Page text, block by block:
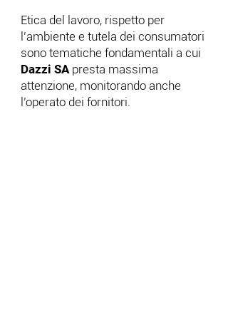
Etica del lavoro, rispetto per
l’ambiente e tutela dei consumatori
sono tematiche fondamentali a cui
Dazzi SApresta massima
attenzione, monitorando anche
l’operato dei fornitori.